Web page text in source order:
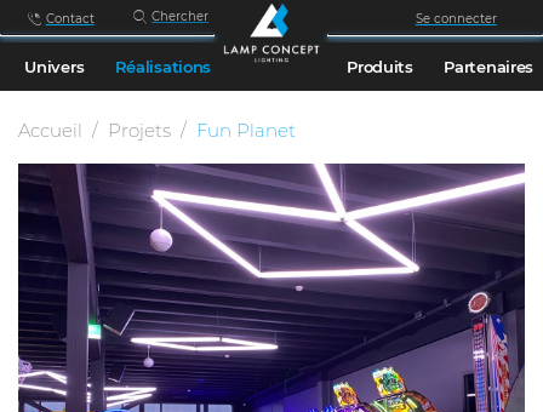
Contact Chercher Se connecter
Univers Réalisations Produits Partenaires
Accueil Projets Fun Planet